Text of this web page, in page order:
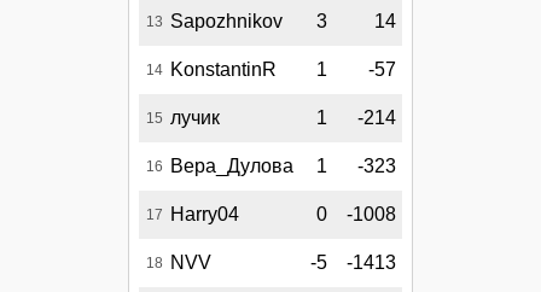
13 Sapozhnikov 3 14
14 KonstantinR 1 -57
15 лучик 1 -214
16 Вера_Дулова 1 -323
17 Harry04 0 -1008
18 NVV -5 -1413